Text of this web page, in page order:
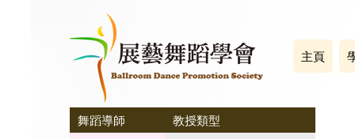
主頁
舞蹈導師
教授類型